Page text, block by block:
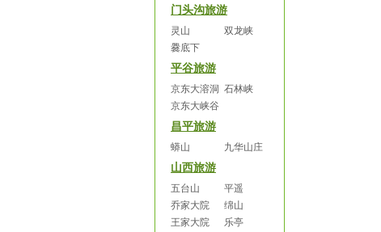
门头沟旅游
灵山
双龙峡
爨底下
平谷旅游
京东大溶洞 石林峡
京东大峡谷
昌平旅游
蟒山 九华山庄
山西旅游
五台山
平遥
乔家大院
绵山
王家大院
乐亭